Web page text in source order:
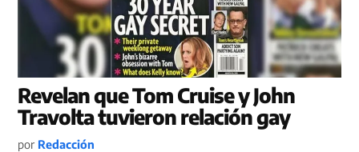
Revelan que Tom Cruise y John
Travolta tuvieron relación gay
por Redacción